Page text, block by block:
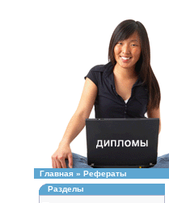
Главная » Рефераты
Разделы